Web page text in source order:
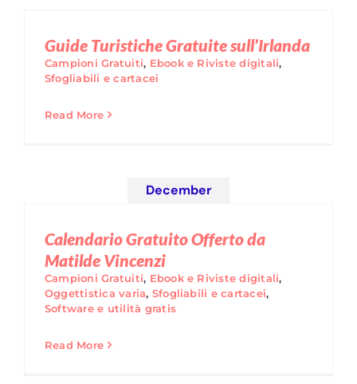
Guide Turistiche Gratuite sull’Irlanda
Campioni Gratuiti, Ebook e Riviste digitali,
Sfogliabili e cartacei
Read More
December
Calendario Gratuito Offerto da
Matilde Vincenzi
Campioni Gratuiti, Ebook e Riviste digitali,
Oggettistica varia, Sfogliabili e cartacei,
Software e utilità gratis
Read More